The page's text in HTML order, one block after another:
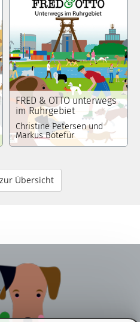
FRED & OTTO unterwegs
im Ruhrgebiet
Christine Petersen und
Markus Bötefür
Übersicht